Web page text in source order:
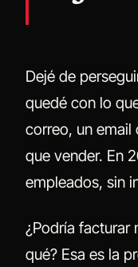
Dejé de
quedé con lo
correo, un email
que vender. En
empleados, sin
¿Podría facturar
qué? Esa es la